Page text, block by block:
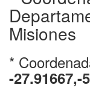
Misiones
*
-27.91667,-